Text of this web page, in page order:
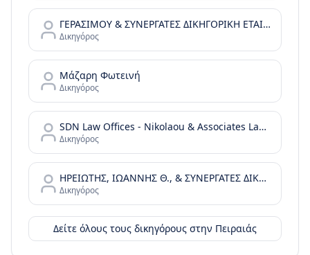
ΓΕΡΑΣΙΜΟΥ & ΣΥΝΕΡΓΑΤΕΣ ΔΙΚΗΓΟΡΙΚΗ ΕΤΑΙΡΕΙΑ
Δικηγόρος
Μάζαρη Φωτεινή
Δικηγόρος
SDN Law Offices - Nikolaou & Associates Law Offices
Δικηγόρος
ΗΡΕΙΩΤΗΣ, ΙΩΑΝΝΗΣ Θ., & ΣΥΝΕΡΓΑΤΕΣ ΔΙΚΗΓΟΡΙΚΗ ΕΤΑΙΡΙΑ
Δικηγόρος
Δείτε όλους τους δικηγόρους στην Πειραιάς